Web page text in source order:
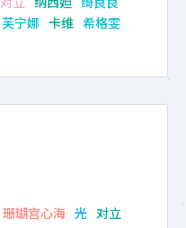
芙宁娜 卡维 希格雯
珊瑚宫心海 光 对立